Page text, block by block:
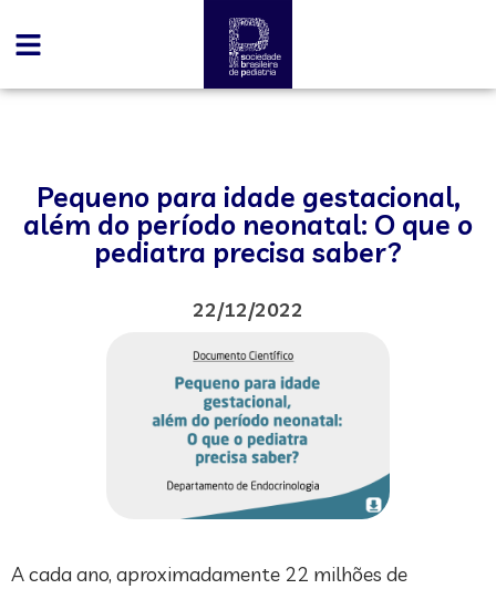
Pequeno para idade gestacional,
além do período neonatal: O que o
pediatra precisa saber?
22/12/2022
A cada ano, aproximadamente 22 milhões de